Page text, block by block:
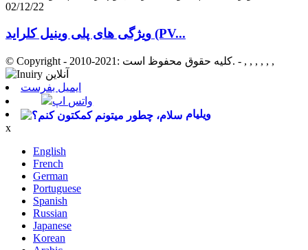
02/12/22
ویژگی های پلی وینیل کلراید (PV...
© Copyright - 2010-2021: کلیه حقوق محفوظ است. - , , , , , ,
ایمیل بفرست
واتس اپ
ویلیام
x
English
French
German
Portuguese
Spanish
Russian
Japanese
Korean